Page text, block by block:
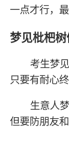
一点才行，
梦见枇杷
考生梦
只要有耐心
生意人
但要防朋友